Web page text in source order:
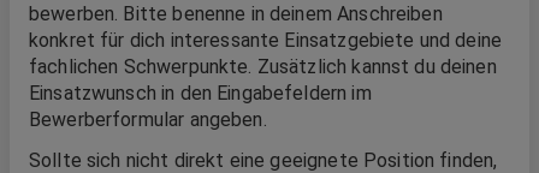
bewerben. Bitte benenne in deinem Anschreiben
konkret für dich interessante Einsatzgebiete und deine
fachlichen Schwerpunkte. Zusätzlich kannst du deinen
Einsatzwunsch in den Eingabefeldern im
Bewerberformular angeben.
Sollte sich nicht direkt eine geeignete Position finden,